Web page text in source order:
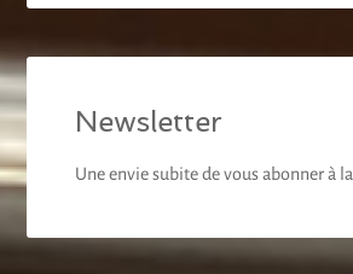
Newsletter
Une envie subite de vous abonner à la